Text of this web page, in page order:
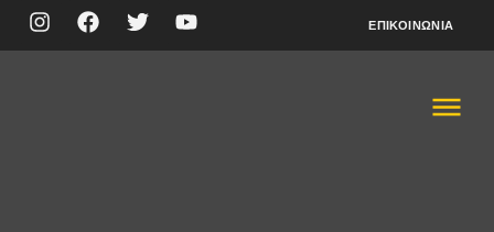
ΕΠΙΚΟΙΝΩΝΊΑ